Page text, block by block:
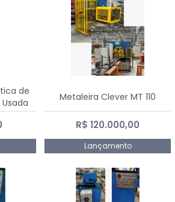
de
Metaleira Clever MT 110
R$ 120.000,00
Lançamento